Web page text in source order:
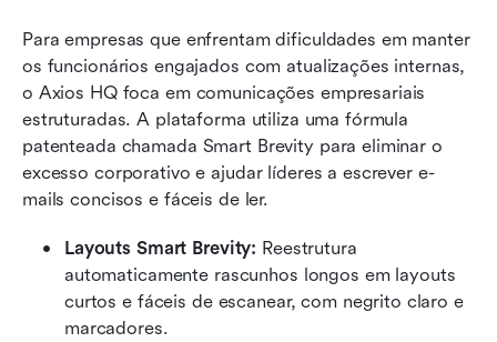
Para empresas que enfrentam dificuldades em manter
os funcionários engajados com atualizações internas,
o Axios HQ foca em comunicações empresariais
estruturadas. A plataforma utiliza uma fórmula
patenteada chamada Smart Brevity para eliminar o
excesso corporativo e ajudar líderes a escrever e-
mails concisos e fáceis de ler.
Layouts Smart Brevity: Reestrutura
automaticamente rascunhos longos em layouts
curtos e fáceis de escanear, com negrito claro e
marcadores.